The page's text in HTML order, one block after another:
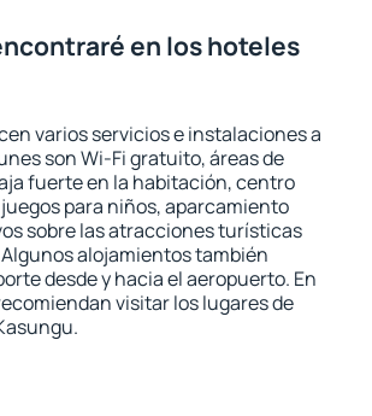
en los hoteles
varios servicios e instalaciones a
son Wi-Fi gratuito, áreas de
fuerte en la habitación, centro
para niños, aparcamiento
sobre las atracciones turísticas
alojamientos también
desde y hacia el aeropuerto. En
visitar los lugares de